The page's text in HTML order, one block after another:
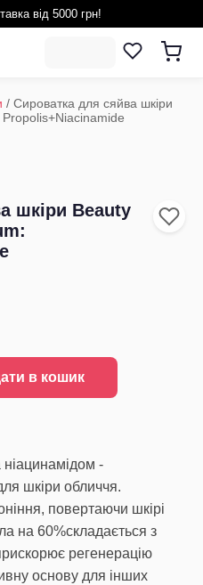
від 5000 грн!
/ Сироватка для сяйва шкіри
шкіри Beauty
в кошик
-
шкіри обличчя.
повертаючи шкірі
на 60%складається з
регенерацію
основу для інших